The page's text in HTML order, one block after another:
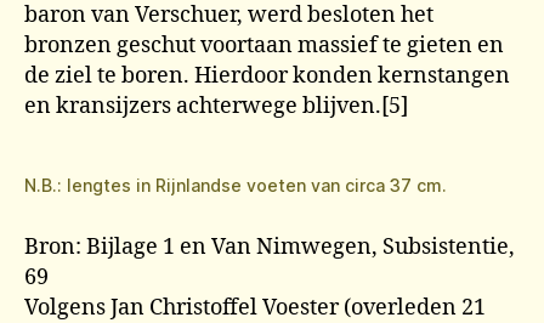
baron van Verschuer, werd besloten het
bronzen geschut voortaan massief te gieten en
de ziel te boren. Hierdoor konden kernstangen
en kransijzers achterwege blijven.[5]
N.B.: lengtes in Rijnlandse voeten van circa 37 cm.
Bron: Bijlage 1 en Van Nimwegen, Subsistentie,
69
Volgens Jan Christoffel Voester (overleden 21